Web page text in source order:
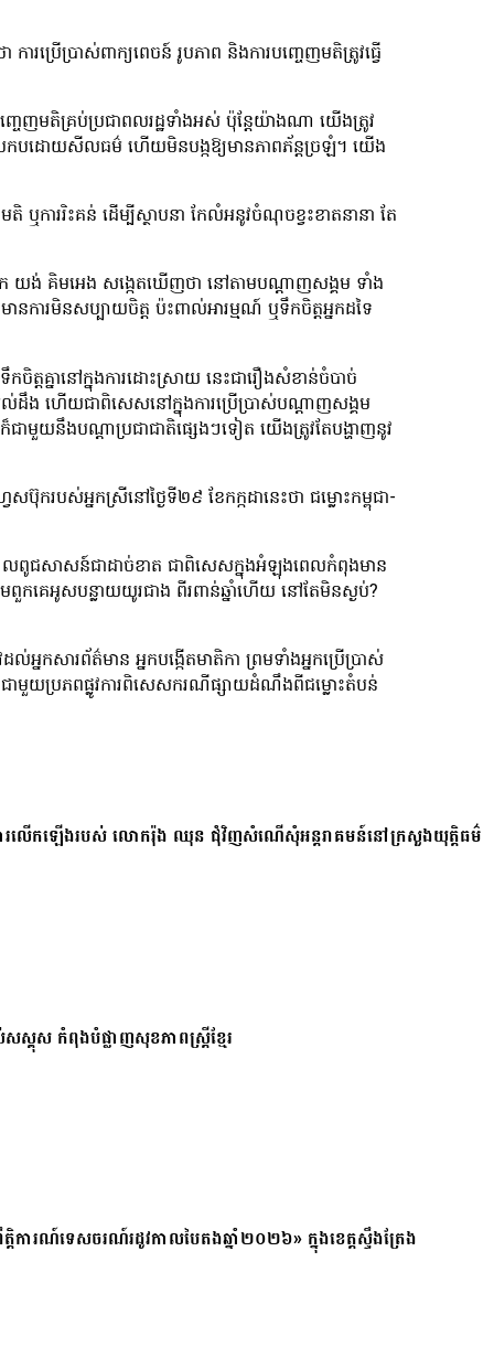
រើប្រាស់ពាក្យពេចន៍ រូបភាព និងការបញ្ចេញមតិត្រូវធ្វើ
េញមតិគ្រប់ប្រជាពលរដ្ឋទាំងអស់ ប៉ុន្តែយ៉ាងណា យើងត្រូវ
រកបដោយសីលធម៌ ហើយមិនបង្កឱ្យមានភាពភ័ន្តច្រឡំ។ យើង
ឬការរិះគន់ ដើម្បីស្ថាបនា កែលំអនូវចំណុចខ្វះខាតនានា តែ
យង់ គិមអេង សង្កេតឃើញថា នៅតាមបណ្ដាញសង្គម ទាំង
នការមិនសប្បាយចិត្ត ប៉ះពាល់អារម្មណ៍ ឬទឹកចិត្តអ្នកដទៃ
ត្តគ្នានៅក្នុងការដោះស្រាយ នេះជារឿងសំខាន់ចំបាច់
ដឹង ហើយជាពិសេសនៅក្នុងការប្រើប្រាស់បណ្ដាញសង្គម
ក៏ជាមួយនឹងបណ្ដាប្រជាជាតិផ្សេងៗទៀត យើងត្រូវតែបង្ហាញនូវ
ករបស់អ្នកស្រីនៅថ្ងៃទី២៩ ខែកក្កដានេះថា ជម្លោះកម្ពុជា-
ៀលពូជសាសន៍ជាដាច់ខាត ជាពិសេសក្នុងអំឡុងពេលកំពុងមាន
កគេអូសបន្លាយយូរជាង ពីរពាន់ឆ្នាំហើយ នៅតែមិនស្ងប់?
នកសារព័ត៌មាន អ្នកបង្កើតមាតិកា ព្រមទាំងអ្នកប្រើប្រាស់
ចជាមួយប្រភពផ្លូវការពិសេសករណីផ្សាយដំណឹងពីជម្លោះតំបន់
រលើកឡើងរបស់ លោករ៉ុង ឈុន ជុំវិញសំណើសុំអន្តរាគមន៍នៅក្រសួងយុត្តិធម៌
គុស កំពុងបំផ្លាញសុខភាពស្ត្រីខ្មែរ
ារណ៍ទេសចរណ៍រដូវកាលបៃតងឆ្នាំ២០២៦» ក្នុងខេត្តស្ទឹងត្រែង